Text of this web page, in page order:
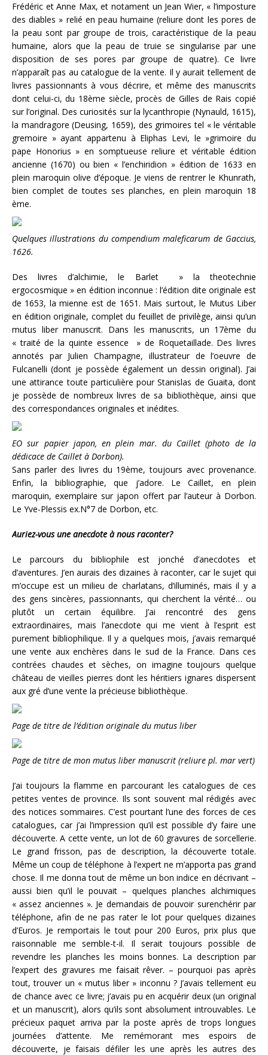
Frédéric et Anne Max, et notament un Jean Wier, « l’imposture
des diables » relié en peau humaine (reliure dont les pores de
la peau sont par groupe de trois, caractéristique de la peau
humaine, alors que la peau de truie se singularise par une
disposition de ses pores par groupe de quatre). Ce livre
n’apparaît pas au catalogue de la vente. Il y aurait tellement de
livres passionnants à vous décrire, et même des manuscrits
dont celui-ci, du 18ème siècle, procès de Gilles de Rais copié
sur l’original. Des curiosités sur la lycanthropie (Nynauld, 1615),
la mandragore (Deusing, 1659), des grimoires tel « le véritable
gremoire » ayant appartenu à Eliphas Levi, le »grimoire du
pape Honorius » en somptueuse reliure et véritable édition
ancienne (1670) ou bien « l’enchiridion » édition de 1633 en
plein maroquin olive d’époque. Je viens de rentrer le Khunrath,
bien complet de toutes ses planches, en plein maroquin 18
ème.
Quelques illustrations du compendium maleficarum de Gaccius,
1626.
Des livres d’alchimie, le Barlet » la theotechnie
ergocosmique » en édition inconnue : l’édition dite originale est
de 1653, la mienne est de 1651. Mais surtout, le Mutus Liber
en édition originale, complet du feuillet de privilège, ainsi qu’un
mutus liber manuscrit. Dans les manuscrits, un 17ème du
« traité de la quinte essence » de Roquetaillade. Des livres
annotés par Julien Champagne, illustrateur de l’oeuvre de
Fulcanelli (dont je possède également un dessin original). J’ai
une attirance toute particulière pour Stanislas de Guaita, dont
je possède de nombreux livres de sa bibliothèque, ainsi que
des correspondances originales et inédites.
EO sur papier japon, en plein mar. du Caillet (photo de la
dédicace de Caillet à Dorbon).
Sans parler des livres du 19ème, toujours avec provenance.
Enfin, la bibliographie, que j’adore. Le Caillet, en plein
maroquin, exemplaire sur japon offert par l’auteur à Dorbon.
Le Yve-Plessis ex.N°7 de Dorbon, etc.
Auriez-vous une anecdote à nous raconter?
Le parcours du bibliophile est jonché d’anecdotes et
d’aventures. J’en aurais des dizaines à raconter, car le sujet qui
m’occupe est un milieu de charlatans, d’illuminés, mais il y a
des gens sincères, passionnants, qui cherchent la vérité… ou
plutôt un certain équilibre. J’ai rencontré des gens
extraordinaires, mais l’anecdote qui me vient à l’esprit est
purement bibliophilique. Il y a quelques mois, j’avais remarqué
une vente aux enchères dans le sud de la France. Dans ces
contrées chaudes et sèches, on imagine toujours quelque
château de vieilles pierres dont les héritiers ignares dispersent
aux gré d’une vente la précieuse bibliothèque.
Page de titre de l’édition originale du mutus liber
Page de titre de mon mutus liber manuscrit (reliure pl. mar vert)
J’ai toujours la flamme en parcourant les catalogues de ces
petites ventes de province. Ils sont souvent mal rédigés avec
des notices sommaires. C’est pourtant l’une des forces de ces
catalogues, car j’ai l’impression qu’il est possible d’y faire une
découverte. A cette vente, un lot de 60 gravures de sorcellerie.
Le grand frisson, pas de description, la découverte totale.
Même un coup de téléphone à l’expert ne m’apporta pas grand
chose. Il me donna tout de même un bon indice en décrivant –
aussi bien qu’il le pouvait – quelques planches alchimiques
« assez anciennes ». Je demandais de pouvoir surenchérir par
téléphone, afin de ne pas rater le lot pour quelques dizaines
d’Euros. Je remportais le tout pour 200 Euros, prix plus que
raisonnable me semble-t-il. Il serait toujours possible de
revendre les planches les moins bonnes. La description par
l’expert des gravures me faisait rêver. – pourquoi pas après
tout, trouver un « mutus liber » inconnu ? J’avais tellement eu
de chance avec ce livre; j’avais pu en acquérir deux (un original
et un manuscrit), alors qu’ils sont absolument introuvables. Le
précieux paquet arriva par la poste après de trops longues
journées d’attente. Me remémorant mes espoirs de
découverte, je faisais défiler les une après les autres des